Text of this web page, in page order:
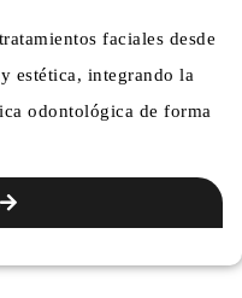
faciales desde
estética, integrando la
odontológica de forma